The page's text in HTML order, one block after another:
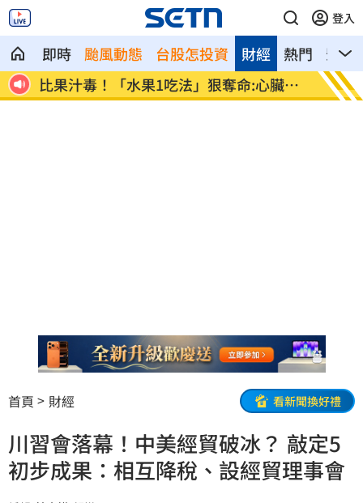
登入
即時 颱風動態 台股怎投資 熱門 影音
財經
殺 比果汁毒！「水果1吃法」狠奪命:心臟驟
停
女律
堆
首頁 財經 看新聞換好禮
川習會落幕！中美經貿破冰？ 敲定5
初步成果：相互降稅、設經貿理事會